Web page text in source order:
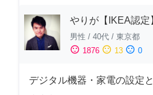
やりが【IKEA認定
男性 / 40代 / 東京都
sentiment_satisfied 1876 sentiment_neutral 13 sentiment_dissatisfied 0
デジタル機器・家電の設定